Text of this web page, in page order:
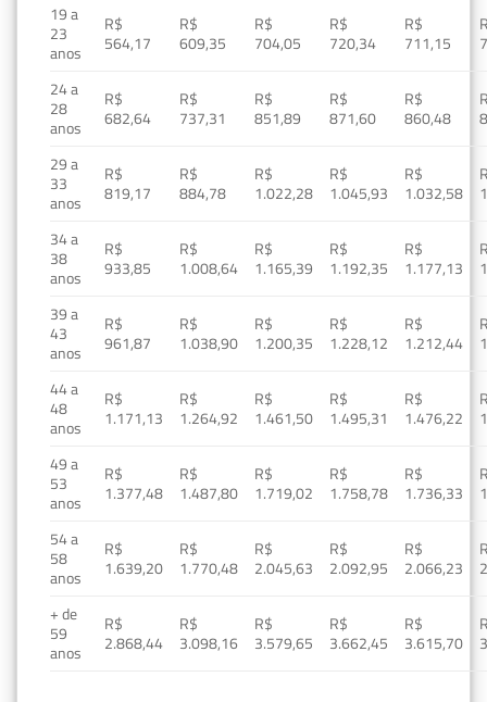
19 a
23
anos
R$
564,17
R$
609,35
R$
704,05
R$
720,34
R$
711,15
24 a
28
anos
R$
682,64
R$
737,31
R$
851,89
R$
871,60
R$
860,48
29 a
33
anos
R$
819,17
R$
884,78
R$
1.022,28
R$
1.045,93
R$
1.032,58
34 a
38
anos
R$
933,85
R$
1.008,64
R$
1.165,39
R$
1.192,35
R$
1.177,13
39 a
43
anos
R$
961,87
R$
1.038,90
R$
1.200,35
R$
1.228,12
R$
1.212,44
44 a
48
anos
R$
1.171,13
R$
1.264,92
R$
1.461,50
R$
1.495,31
R$
1.476,22
49 a
53
anos
R$
1.377,48
R$
1.487,80
R$
1.719,02
R$
1.758,78
R$
1.736,33
54 a
58
anos
R$
1.639,20
R$
1.770,48
R$
2.045,63
R$
2.092,95
R$
2.066,23
+ de
59
anos
R$
2.868,44
R$
3.098,16
R$
3.579,65
R$
3.662,45
R$
3.615,70